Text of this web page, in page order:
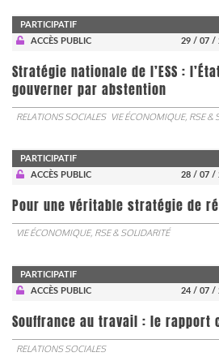
PARTICIPATIF
ACCÈS PUBLIC
29 / 07 /
Stratégie nationale de l’ESS :
gouverner par abstention
RELATIONS SOCIALES VIE ÉCONOMIQUE, RSE &
PARTICIPATIF
ACCÈS PUBLIC
28 / 07 /
Pour une véritable stratégie de
VIE ÉCONOMIQUE, RSE & SOLIDARITÉ
PARTICIPATIF
ACCÈS PUBLIC
24 / 07 /
Souffrance au travail : le rapport
RELATIONS SOCIALES